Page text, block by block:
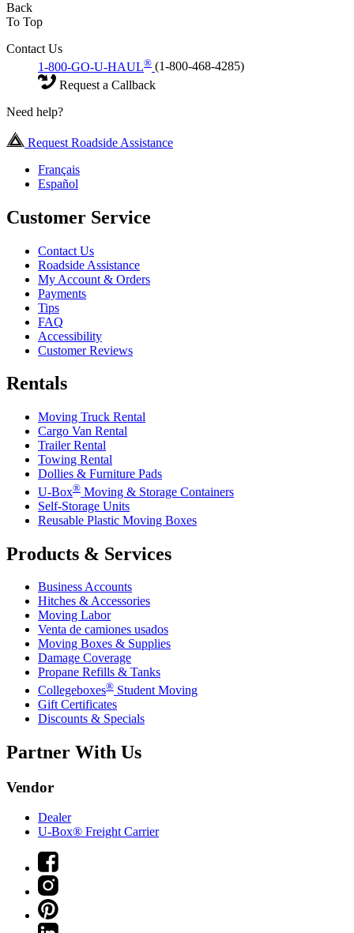
Back
To Top
Contact Us
1-800-GO-U-HAUL® (1-800-468-4285)
Request a Callback
Need help?
Request Roadside Assistance
Français
Español
Customer Service
Contact Us
Roadside Assistance
My Account & Orders
Payments
Tips
FAQ
Accessibility
Customer Reviews
Rentals
Moving Truck Rental
Cargo Van Rental
Trailer Rental
Towing Rental
Dollies & Furniture Pads
U-Box® Moving & Storage Containers
Self-Storage Units
Reusable Plastic Moving Boxes
Products & Services
Business Accounts
Hitches & Accessories
Moving Labor
Venta de camiones usados
Moving Boxes & Supplies
Damage Coverage
Propane Refills & Tanks
Collegeboxes® Student Moving
Gift Certificates
Discounts & Specials
Partner With Us
Vendor
Dealer
U-Box® Freight Carrier